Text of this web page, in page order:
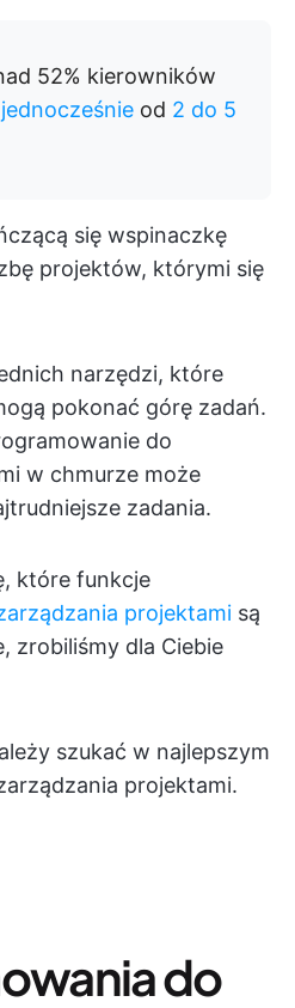
52% kierowników
jednocześnie od 2 do 5
się wspinaczkę
projektów, którymi się
narzędzi, które
pokonać górę zadań.
do
w chmurze może
zadania.
które funkcje
projektami są
zrobiliśmy dla Ciebie
szukać w najlepszym
projektami.
do